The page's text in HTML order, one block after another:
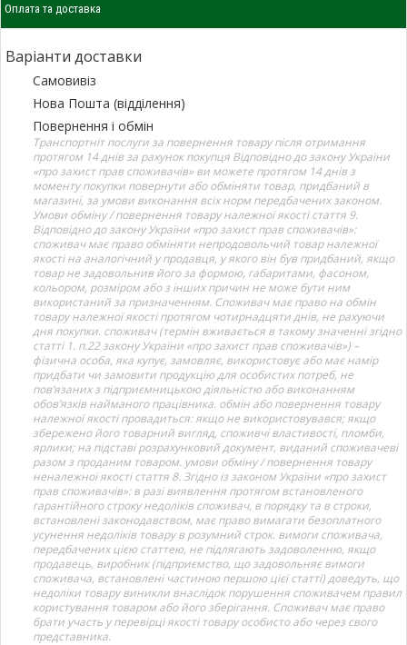
Оплата та доставка
Варіанти доставки
Самовивіз
Нова Пошта (відділення)
Повернення і обмін
Транспортніт послуги за повернення товару після отримання
протягом 14 днів за рахунок покупця Відповідно до закону України
«про захист прав споживачів» ви можете протягом 14 днів з
моменту покупки повернути або обміняти товар, придбаний в
магазині, за умови виконання всіх норм передбачених законом.
Умови обміну / повернення товару належної якості стаття 9.
Відповідно до закону України «про захист прав споживачів»:
споживач має право обміняти непродовольчий товар належної
якості на аналогічний у продавця, у якого він був придбаний, якщо
товар не задовольнив його за формою, габаритами, фасоном,
кольором, розміром або з інших причин не може бути ним
використаний за призначенням. Споживач має право на обмін
товару належної якості протягом чотирнадцяти днів, не рахуючи
дня покупки. споживач (термін вживається в такому значенні згідно
статті 1. п.22 закону України «про захист прав споживачів») –
фізична особа, яка купує, замовляє, використовує або має намір
придбати чи замовити продукцію для особистих потреб, не
пов’язаних з підприємницькою діяльністю або виконанням
обов’язків найманого працівника. обмін або повернення товару
належної якості провадиться: якщо не використовувався; якщо
збережено його товарний вигляд, споживчі властивості, пломби,
ярлики; на підставі розрахунковий документ, виданий споживачеві
разом з проданим товаром. умови обміну / повернення товару
неналежної якості стаття 8. Згідно із законом України «про захист
прав споживачів»: в разі виявлення протягом встановленого
гарантійного строку недоліків споживач, в порядку та в строки,
встановлені законодавством, має право вимагати безоплатного
усунення недоліків товару в розумний строк. вимоги споживача,
передбачених цією статтею, не підлягають задоволенню, якщо
продавець, виробник (підприємство, що задовольняє вимоги
споживача, встановлені частиною першою цієї статті) доведуть, що
недоліки товару виникли внаслідок порушення споживачем правил
користування товаром або його зберігання. Споживач має право
брати участь у перевірці якості товару особисто або через свого
представника.